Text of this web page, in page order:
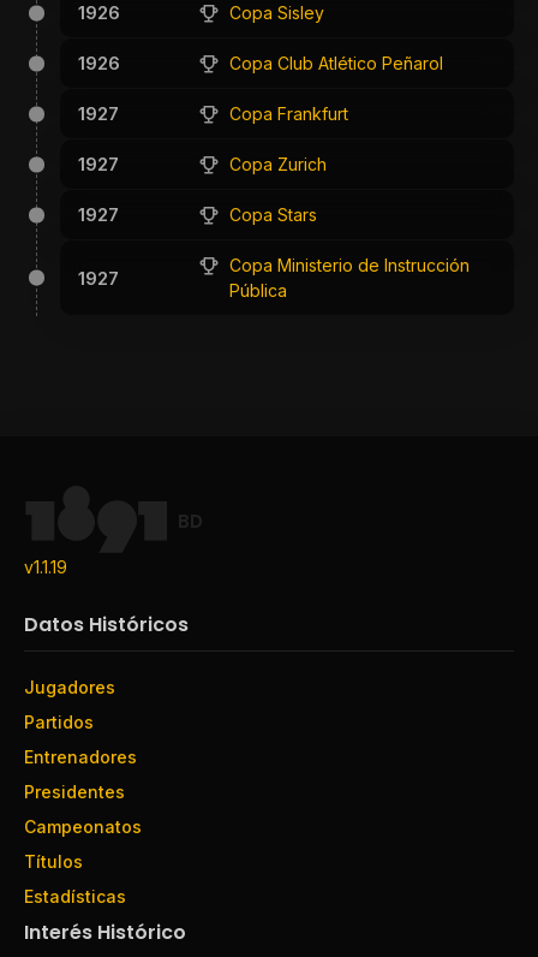
1926 Copa Sisley
1926 Copa Club Atlético Peñarol
1927 Copa Frankfurt
1927 Copa Zurich
1927 Copa Stars
1927
Copa Ministerio de Instrucción
Pública
BD
v1.1.19
Datos Históricos
Jugadores
Partidos
Entrenadores
Presidentes
Campeonatos
Títulos
Estadísticas
Interés Histórico